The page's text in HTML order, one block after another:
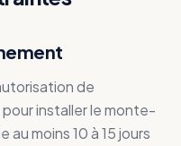
de
installer le monte-
au moins 10 à 15 jours